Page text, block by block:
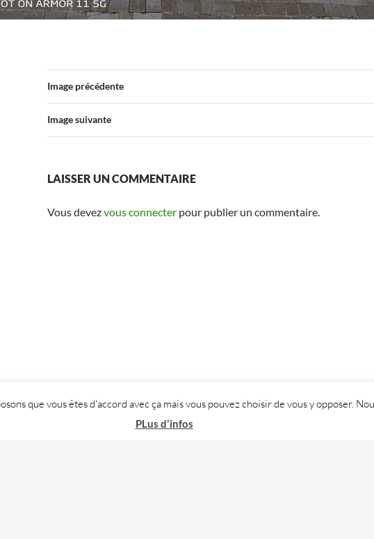
Image précédente
Image suivante
LAISSER UN COMMENTAIRE
Vous devezvous connecter pour publier un commentaire.
que vous êtes d'accord avec ça mais vous pouvez choisir de vous y opposer.
PLus d'infos